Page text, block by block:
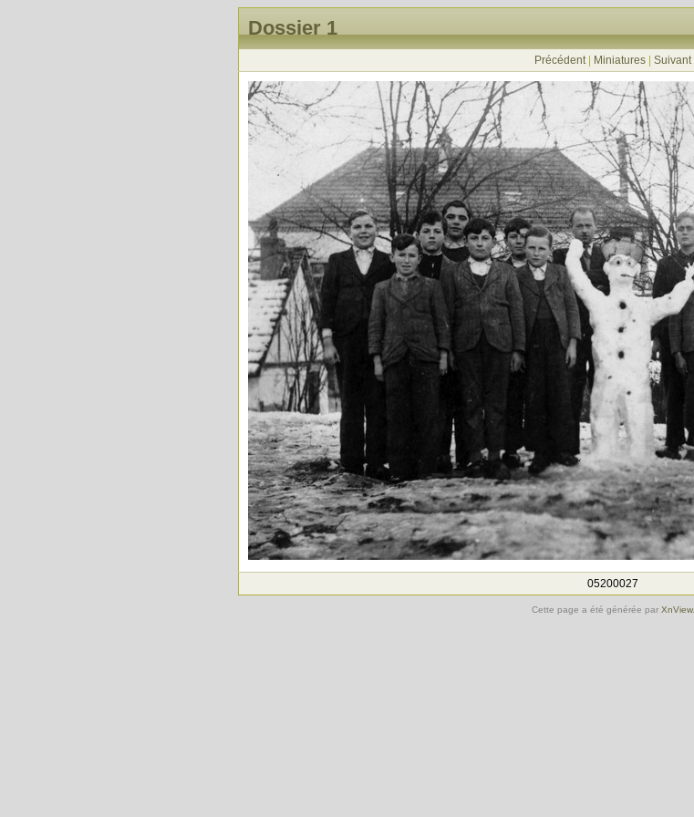
Dossier 1
Précédent| Miniatures Suivant
05200027
Cette page a été générée par XnView.